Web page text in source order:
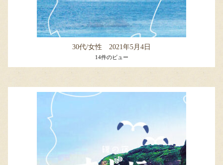
30代/女性 2021年5月4日
14件のビュー